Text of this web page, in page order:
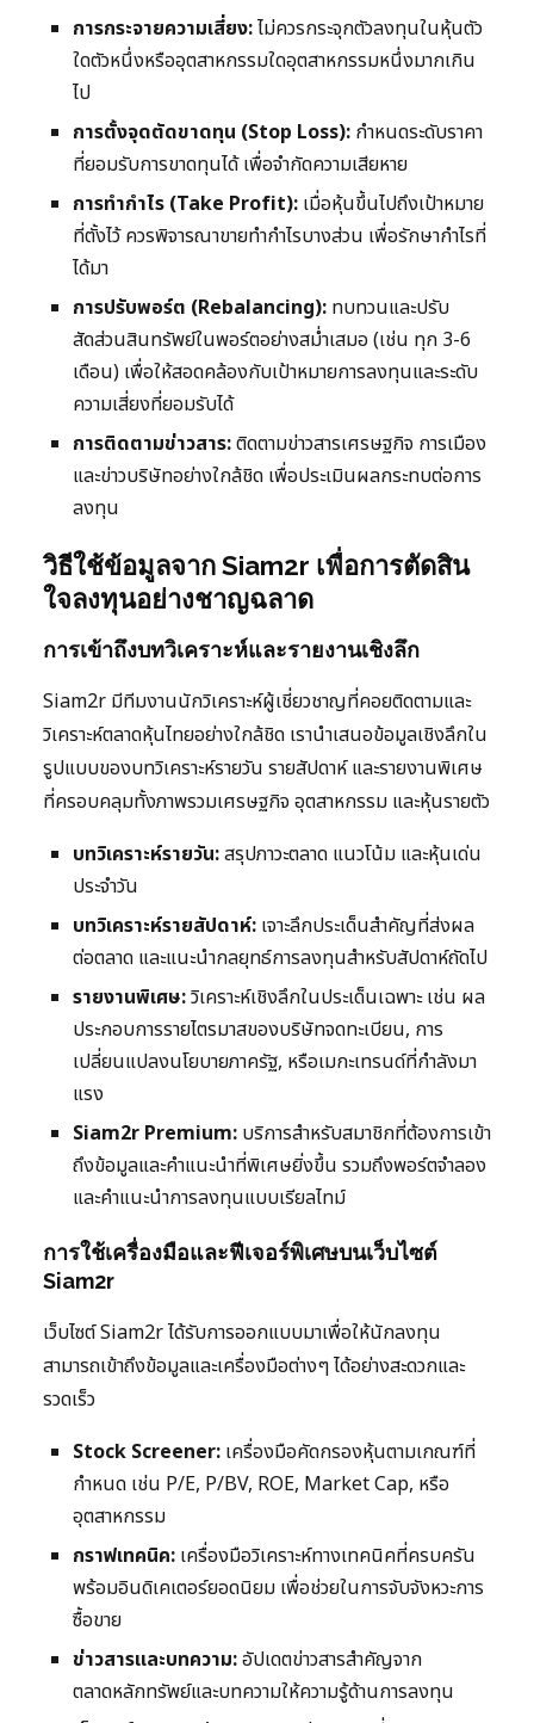
การกระจายความเสี่ยง:ไม่ควรกระจุกตัวลงทุนในหุ้นตัว
ใดตัวหนึ่งหรืออุตสาหกรรมใดอุตสาหกรรมหนึ่งมากเกิน
ไป
การตั้งจุดตัดขาดทุน (Stop Loss): กำหนดระดับราคา
ที่ยอมรับการขาดทุนได้ เพื่อจำกัดความเสียหาย
การทำกำไร (Take Profit): เมื่อหุ้นขึ้นไปถึงเป้าหมาย
ที่ตั้งไว้ ควรพิจารณาขายทำกำไรบางส่วน เพื่อรักษากำไรที่
ได้มา
การปรับพอร์ต (Rebalancing): ทบทวนและปรับ
สัดส่วนสินทรัพย์ในพอร์ตอย่างสม่ำเสมอ (เช่น ทุก 3-6
เดือน) เพื่อให้สอดคล้องกับเป้าหมายการลงทุนและระดับ
ความเสี่ยงที่ยอมรับได้
การติดตามข่าวสาร:ติดตามข่าวสารเศรษฐกิจ การเมือง
และข่าวบริษัทอย่างใกล้ชิด เพื่อประเมินผลกระทบต่อการ
ลงทุน
วิธีใช้ข้อมูลจาก Siam2r เพื่อการตัดสิน
ใจลงทุนอย่างชาญฉลาด
การเข้าถึงบทวิเคราะห์และรายงานเชิงลึก
Siam2r มีทีมงานนักวิเคราะห์ผู้เชี่ยวชาญที่คอยติดตามและ
วิเคราะห์ตลาดหุ้นไทยอย่างใกล้ชิด เรานำเสนอข้อมูลเชิงลึกใน
รูปแบบของบทวิเคราะห์รายวัน รายสัปดาห์ และรายงานพิเศษ
ที่ครอบคลุมทั้งภาพรวมเศรษฐกิจ อุตสาหกรรม และหุ้นรายตัว
บทวิเคราะห์รายวัน:สรุปภาวะตลาด แนวโน้ม และหุ้นเด่น
ประจำวัน
บทวิเคราะห์รายสัปดาห์: เจาะลึกประเด็นสำคัญที่ส่งผล
ต่อตลาด และแนะนำกลยุทธ์การลงทุนสำหรับสัปดาห์ถัดไป
รายงานพิเศษ:วิเคราะห์เชิงลึกในประเด็นเฉพาะ เช่น ผล
ประกอบการรายไตรมาสของบริษัทจดทะเบียน, การ
เปลี่ยนแปลงนโยบายภาครัฐ, หรือเมกะเทรนด์ที่กำลังมา
แรง
Siam2r Premium: บริการสำหรับสมาชิกที่ต้องการเข้า
ถึงข้อมูลและคำแนะนำที่พิเศษยิ่งขึ้น รวมถึงพอร์ตจำลอง
และคำแนะนำการลงทุนแบบเรียลไทม์
การใช้เครื่องมือและฟีเจอร์พิเศษบนเว็บไซต์
Siam2r
เว็บไซต์ Siam2r ได้รับการออกแบบมาเพื่อให้นักลงทุน
สามารถเข้าถึงข้อมูลและเครื่องมือต่างๆ ได้อย่างสะดวกและ
รวดเร็ว
Stock Screener: เครื่องมือคัดกรองหุ้นตามเกณฑ์ที่
กำหนด เช่น P/E, P/BV, ROE, Market Cap, หรือ
อุตสาหกรรม
กราฟเทคนิค: เครื่องมือวิเคราะห์ทางเทคนิคที่ครบครัน
พร้อมอินดิเคเตอร์ยอดนิยม เพื่อช่วยในการจับจังหวะการ
ซื้อขาย
ข่าวสารและบทความ:อัปเดตข่าวสารสำคัญจาก
ตลาดหลักทรัพย์และบทความให้ความรู้ด้านการลงทุน